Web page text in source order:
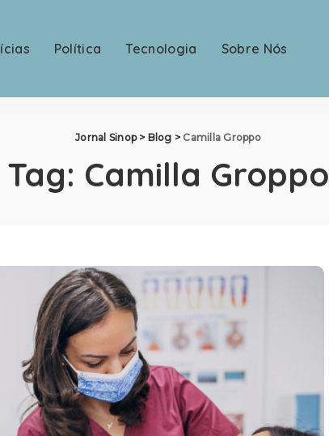
Política Tecnologia Sobre Nós
Jornal Sinop> Blog > Camilla Groppo
Tag: Camilla Groppo